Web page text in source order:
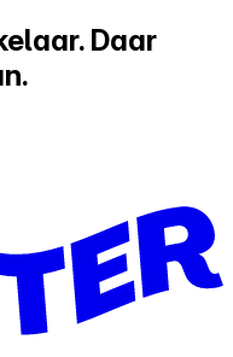
Daar